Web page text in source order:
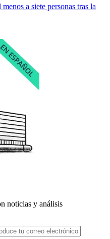
a siete personas tras la
noticias y análisis